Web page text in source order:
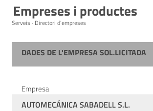
Empreses i productes
Serveis · Directori d'empreses
DADES DE L'EMPRESA SOL.LICITADA
Empresa
AUTOMECÁNICA SABADELL S.L.